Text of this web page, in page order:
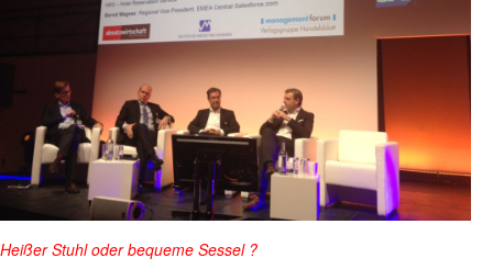
Heißer Stuhl oder bequeme Sessel ?